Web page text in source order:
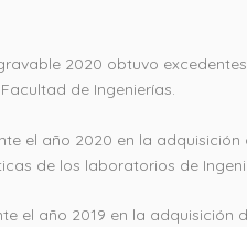
2020 obtuvo
de Ingenierías.
el año 2020 en la
de los laboratorios de
el año 2019 en la